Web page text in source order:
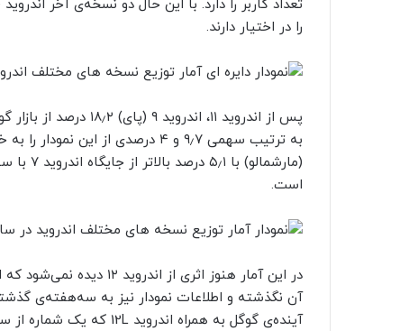
را در اختیار دارند.
است.
در این آمار هنوز اثری
آن نگذشته و اطلاعات نمودار نیز به سه‌هفته‌ی
آینده‌ی گوگل به همراه اندروید 12L که یک شماره از سطح API اندروید ۱۲ معمولی بالاتر است درآمارگیری لحاظ شود.